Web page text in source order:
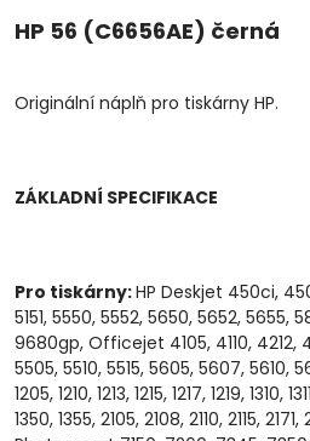
HP 56 (C6656AE) černá
Originální náplň pro tiskárny HP.
ZÁKLADNÍ SPECIFIKACE
Pro tiskárny:HP Deskjet 450ci,
5151, 5550, 5552, 5650, 5652, 5655,
9680gp, Officejet 4105, 4110, 4212,
5505, 5510, 5515, 5605, 5607, 5610,
1205, 1210, 1213, 1215, 1217, 1219, 1310,
1350, 1355, 2105, 2108, 2110, 2115,